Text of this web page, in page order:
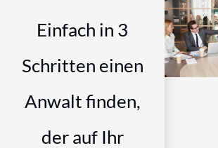
Einfach in 3
Schritten einen
Anwalt finden,
der auf Ihr